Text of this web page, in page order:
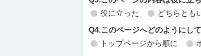
役に立った
どちらとも
Q4.このページへどのようにし
トップページから順に